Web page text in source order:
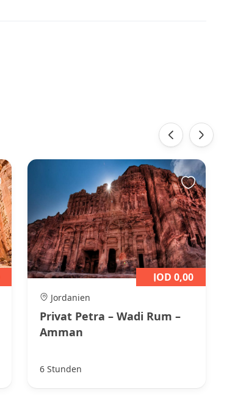
Jordanien
Privat Petra – Wadi Rum –
Amman
JOD 0,00
6 Stunden
‹ ›